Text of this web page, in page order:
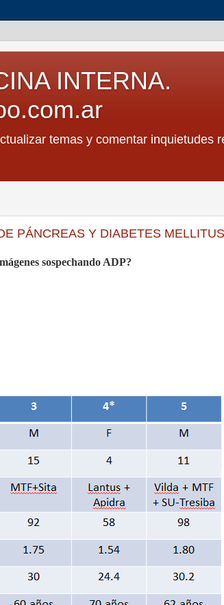
INTERNA.
temas y comentar inquietudes
PÁNCREAS Y DIABETES
sospechando ADP?